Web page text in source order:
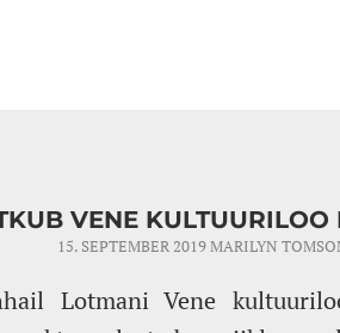
VENE KULTUURILOO
15. SEPTEMBER 2019MARILYN
Lotmani Vene